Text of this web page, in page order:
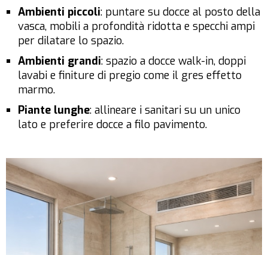
Ambienti piccoli: puntare su docce al posto della
vasca, mobili a profondità ridotta e specchi ampi
per dilatare lo spazio.
Ambienti grandi: spazio a docce walk-in, doppi
lavabi e finiture di pregio come il gres effetto
marmo.
Piante lunghe: allineare i sanitari su un unico
lato e preferire docce a filo pavimento.